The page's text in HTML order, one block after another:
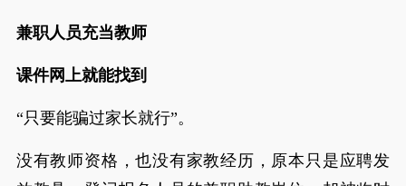
兼职人员充当教师
课件网上就能找到
“只要能骗过家长就行”。
没有教师资格，也没有家教经历，原本只是应聘发